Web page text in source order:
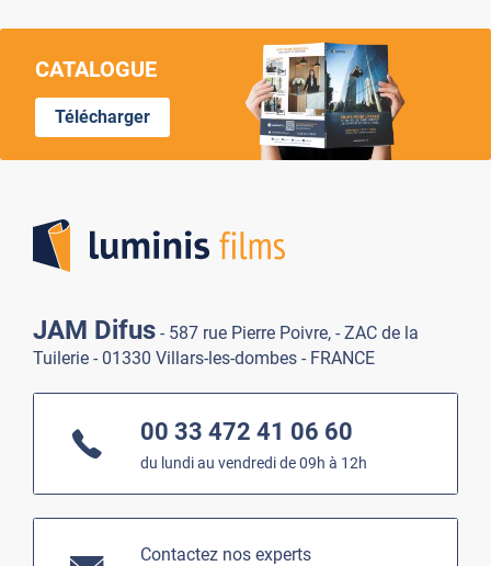
CATALOGUE
Télécharger
JAM Difus - 587 rue Pierre Poivre, - ZAC de la
Tuilerie - 01330 Villars-les-dombes - FRANCE
00 33 472 41 06 60
du lundi au vendredi de 09h à 12h
Contactez nos experts